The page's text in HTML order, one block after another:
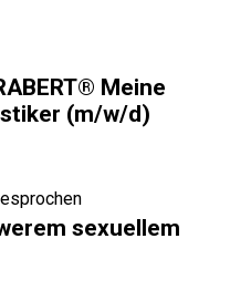
Meine
(m/w/d)
sexuellem